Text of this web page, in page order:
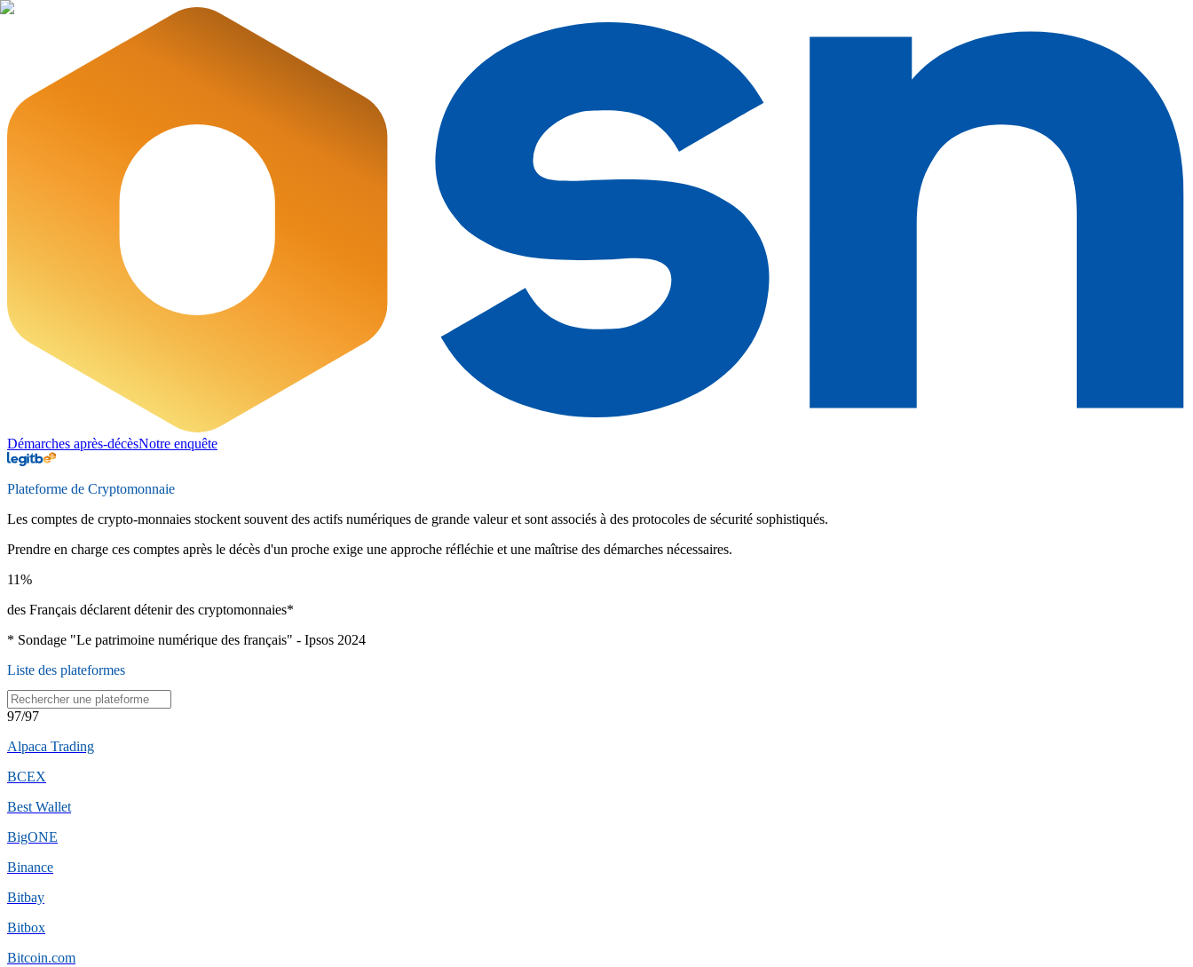
Démarches après-décèsNotre enquête
Plateforme de Cryptomonnaie
Les comptes de crypto-monnaies stockent souvent des actifs numériques de grande valeur et sont associés à des protocoles de sécurité sophistiqués.
Prendre en charge ces comptes après le décès d'un proche exige une approche réfléchie et une maîtrise des démarches nécessaires.
11%
des Français déclarent détenir des cryptomonnaies*
* Sondage "Le patrimoine numérique des français" - Ipsos 2024
Liste des plateformes
97/97
Alpaca Trading
BCEX
Best Wallet
BigONE
Binance
Bitbay
Bitbox
Bitcoin.com